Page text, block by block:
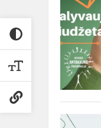
biudžeto
projektas
sugrįžta!